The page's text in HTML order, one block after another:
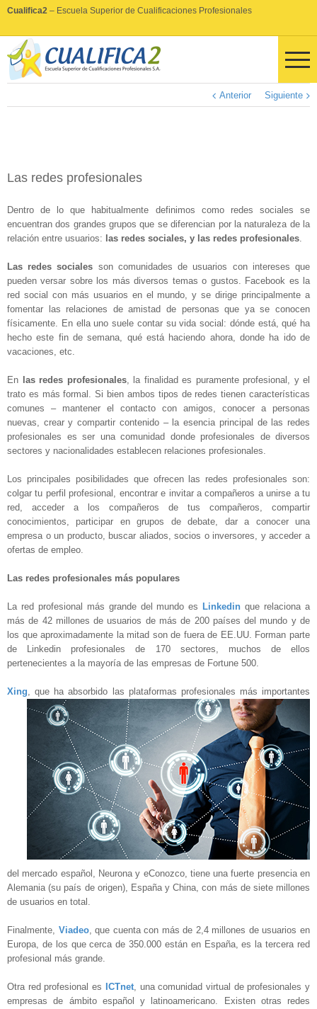
Cualifica2 – Escuela Superior de Cualificaciones Profesionales
Anterior Siguiente
Las redes profesionales
Dentro de lo que habitualmente definimos como redes sociales se
encuentran dos grandes grupos que se diferencian por la naturaleza de la
relación entre usuarios: las redes sociales, y las redes profesionales.
Las redes sociales son comunidades de usuarios con intereses que
pueden versar sobre los más diversos temas o gustos. Facebook es la
red social con más usuarios en el mundo, y se dirige principalmente a
fomentar las relaciones de amistad de personas que ya se conocen
físicamente. En ella uno suele contar su vida social: dónde está, qué ha
hecho este fin de semana, qué está haciendo ahora, donde ha ido de
vacaciones, etc.
En las redes profesionales, la finalidad es puramente profesional, y el
trato es más formal. Si bien ambos tipos de redes tienen características
comunes – mantener el contacto con amigos, conocer a personas
nuevas, crear y compartir contenido – la esencia principal de las redes
profesionales es ser una comunidad donde profesionales de diversos
sectores y nacionalidades establecen relaciones profesionales.
Los principales posibilidades que ofrecen las redes profesionales son:
colgar tu perfil profesional, encontrar e invitar a compañeros a unirse a tu
red, acceder a los compañeros de tus compañeros, compartir
conocimientos, participar en grupos de debate, dar a conocer una
empresa o un producto, buscar aliados, socios o inversores, y acceder a
ofertas de empleo.
Las redes profesionales más populares
La red profesional más grande del mundo es Linkedin que relaciona a
más de 42 millones de usuarios de más de 200 países del mundo y de
los que aproximadamente la mitad son de fuera de EE.UU. Forman parte
de Linkedin profesionales de 170 sectores, muchos de ellos
pertenecientes a la mayoría de las empresas de Fortune 500.
Xing, que ha absorbido las plataformas profesionales más importantes
del mercado español, Neurona y eConozco, tiene una fuerte presencia en
Alemania (su país de origen), España y China, con más de siete millones
de usuarios en total.
Finalmente, Viadeo, que cuenta con más de 2,4 millones de usuarios en
Europa, de los que cerca de 350.000 están en España, es la tercera red
profesional más grande.
Otra red profesional es ICTnet, una comunidad virtual de profesionales y
empresas de ámbito español y latinoamericano. Existen otras redes